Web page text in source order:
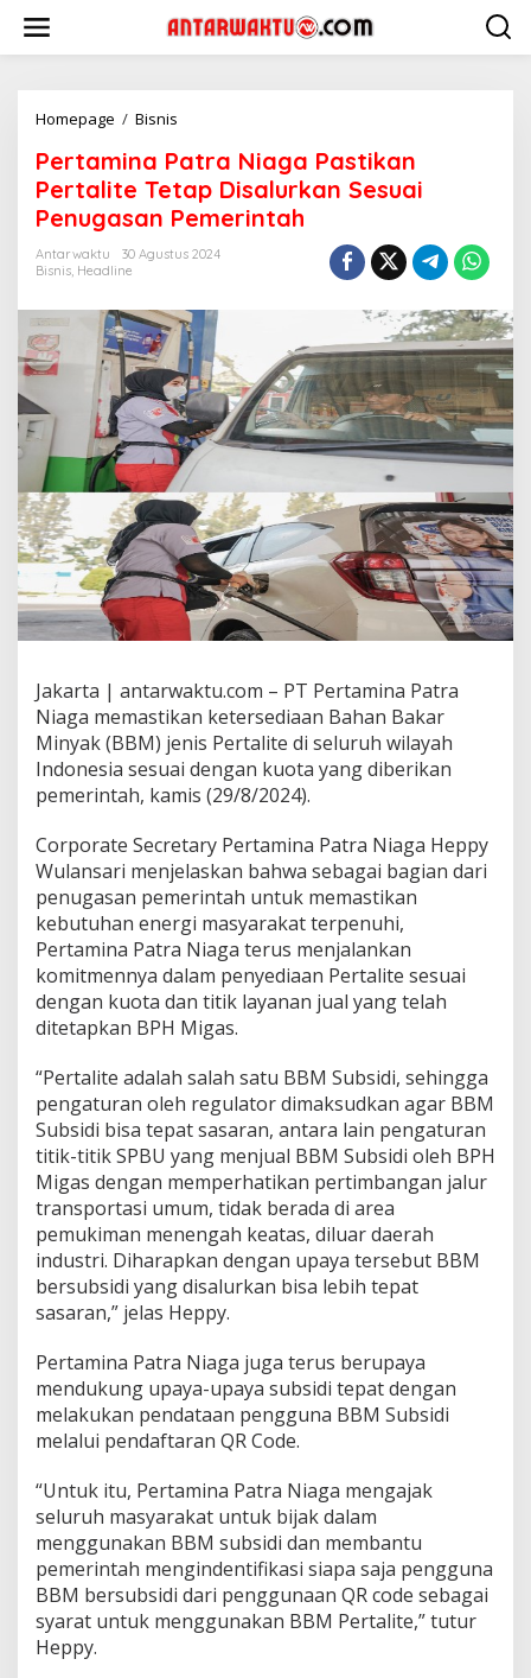
konten
Homepage / Bisnis
Niaga
Pastikan
Pertalite
Tetap
Disalurkan
Pemerintah
Pertamina Patra Niaga Pastikan
Pertalite Tetap Disalurkan Sesuai
Penugasan Pemerintah
Antarwaktu
30 Agustus 2024
Bisnis, Headline
Jakarta | antarwaktu.com – PT Pertamina Patra
Niaga memastikan ketersediaan Bahan Bakar
Minyak (BBM) jenis Pertalite di seluruh wilayah
Indonesia sesuai dengan kuota yang diberikan
pemerintah, kamis (29/8/2024).
Corporate Secretary Pertamina Patra Niaga Heppy
Wulansari menjelaskan bahwa sebagai bagian dari
penugasan pemerintah untuk memastikan
kebutuhan energi masyarakat terpenuhi,
Pertamina Patra Niaga terus menjalankan
komitmennya dalam penyediaan Pertalite sesuai
dengan kuota dan titik layanan jual yang telah
ditetapkan BPH Migas.
“Pertalite adalah salah satu BBM Subsidi, sehingga
pengaturan oleh regulator dimaksudkan agar BBM
Subsidi bisa tepat sasaran, antara lain pengaturan
titik-titik SPBU yang menjual BBM Subsidi oleh BPH
Migas dengan memperhatikan pertimbangan jalur
transportasi umum, tidak berada di area
pemukiman menengah keatas, diluar daerah
industri. Diharapkan dengan upaya tersebut BBM
bersubsidi yang disalurkan bisa lebih tepat
sasaran,” jelas Heppy.
Pertamina Patra Niaga juga terus berupaya
mendukung upaya-upaya subsidi tepat dengan
melakukan pendataan pengguna BBM Subsidi
melalui pendaftaran QR Code.
“Untuk itu, Pertamina Patra Niaga mengajak
seluruh masyarakat untuk bijak dalam
menggunakan BBM subsidi dan membantu
pemerintah mengindentifikasi siapa saja pengguna
BBM bersubsidi dari penggunaan QR code sebagai
syarat untuk menggunakan BBM Pertalite,” tutur
Heppy.